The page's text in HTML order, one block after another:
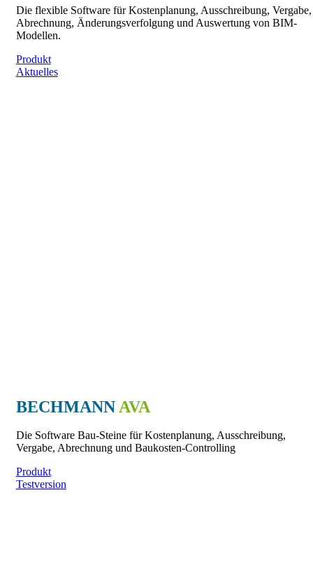
Die flexible Software für Kostenplanung, Ausschreibung, Vergabe,
Abrechnung, Änderungsverfolgung und Auswertung von BIM-
Modellen.
Produkt
Aktuelles
BECHMANN AVA
Die Software Bau-Steine für Kostenplanung, Ausschreibung,
Vergabe, Abrechnung und Baukosten-Controlling
Produkt
Testversion